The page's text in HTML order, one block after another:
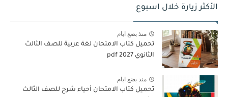
الأكثر زيارة خلال اسبوع
منذ بضع ايام
تحميل كتاب الامتحان لغة عربية للصف الثالث
الثانوي 2027 pdf
منذ بضع ايام
تحميل كتاب الامتحان أحياء شرح للصف الثالث